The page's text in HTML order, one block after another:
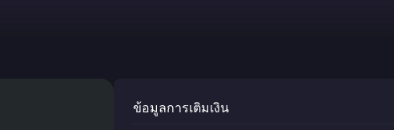
ข้อมูลการเติมเงิน